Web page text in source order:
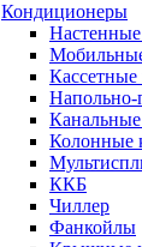
Кондиционеры
Напольно-
Колонные
ККБ
Чиллер
Фанкойлы